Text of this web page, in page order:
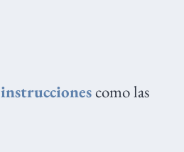
instruccionescomo las